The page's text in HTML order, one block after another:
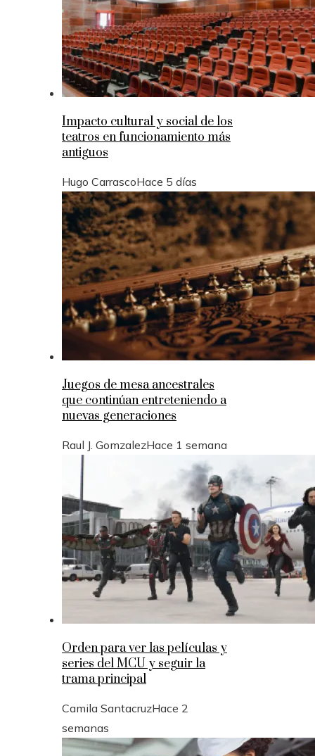
Impacto cultural y social de los
teatros en funcionamiento más
antiguos
Hugo CarrascoHace 5 días
Juegos de mesa ancestrales
que continúan entreteniendo a
nuevas generaciones
Raul J. GomzalezHace 1 semana
Orden para ver las películas y
series del MCU y seguir la
trama principal
Camila SantacruzHace 2
semanas